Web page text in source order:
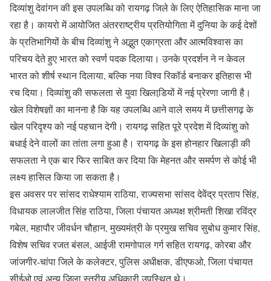
दिव्यांशु देवांगन की इस उपलब्धि को रायगढ़ जिले के लिए ऐतिहासिक माना जा
रहा है। कायरो में आयोजित अंतरराष्ट्रीय प्रतियोगिता में दुनिया के कई देशों
के प्रतिभागियों के बीच दिव्यांशु ने अद्भुत एकाग्रता और आत्मविश्वास का
परिचय देते हुए भारत को स्वर्ण पदक दिलाया। उनके प्रदर्शन ने न केवल
भारत को शीर्ष स्थान दिलाया, बल्कि नया विश्व रिकॉर्ड बनाकर इतिहास भी
रच दिया। दिव्यांशु की सफलता से युवा खिलाडि़यों में नई प्रेरणा जागी है।
खेल विशेषज्ञों का मानना है कि यह उपलब्धि आने वाले समय में छत्तीसगढ़ के
खेल परिदृश्य को नई पहचान देगी। रायगढ़ सहित पूरे प्रदेश में दिव्यांशु को
बधाई देने वालों का तांता लगा हुआ है। रायगढ़ के इस होनहार खिलाड़ी की
सफलता ने एक बार फिर साबित कर दिया कि मेहनत और समर्पण से कोई भी
लक्ष्य हासिल किया जा सकता है।
इस अवसर पर सांसद राधेश्याम राठिया, राज्यसभा सांसद देवेंद्र प्रताप सिंह,
विधायक लालजीत सिंह राठिया, जिला पंचायत अध्यक्ष श्रीमती शिखा रविंद्र
गबेल, महापौर जीवर्धन चौहान, मुख्यमंत्री के प्रमुख सचिव सुबोध कुमार सिंह,
विशेष सचिव रजत बंसल, आईजी रामगोपाल गर्ग सहित रायगढ़, कोरबा और
जांजगीर-चांपा जिले के कलेक्टर, पुलिस अधीक्षक, डीएफओ, जिला पंचायत
सीईओ एवं अन्य जिला स्तरीय अधिकारी उपस्थित थे।